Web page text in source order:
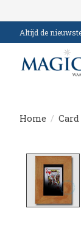
Altijd de
Home /